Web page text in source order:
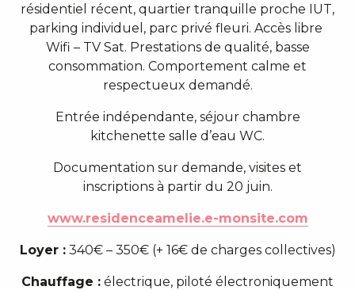
résidentiel récent, quartier tranquille proche IUT,
parking individuel, parc privé fleuri. Accès libre
Wifi – TV Sat. Prestations de qualité, basse
consommation. Comportement calme et
respectueux demandé.
Entrée indépendante, séjour chambre
kitchenette salle d’eau WC.
Documentation sur demande, visites et
inscriptions à partir du 20 juin.
www.residenceamelie.e-monsite.com
Loyer :340€ – 350€ (+ 16€ de charges collectives)
Chauffage : électrique, piloté électroniquement